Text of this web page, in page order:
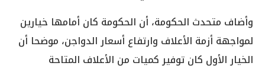
وأضاف متحدث الحكومة، أن الحكومة كان أمامها خيارين
لمواجهة أزمة الأعلاف وارتفاع أسعار الدواجن، موضحا أن
الخيار الأول كان توفير كميات من الأعلاف المتاحة